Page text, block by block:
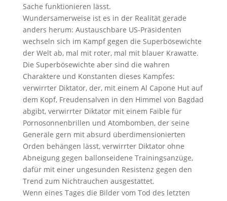
Sache funktionieren lässt.
Wundersamerweise ist es in der Realität gerade
anders herum: Austauschbare US-Präsidenten
wechseln sich im Kampf gegen die Superbösewichte
der Welt ab, mal mit roter, mal mit blauer Krawatte.
Die Superbösewichte aber sind die wahren
Charaktere und Konstanten dieses Kampfes:
verwirrter Diktator, der, mit einem Al Capone Hut auf
dem Kopf, Freudensalven in den Himmel von Bagdad
abgibt, verwirrter Diktator mit einem Faible für
Pornosonnenbrillen und Atombomben, der seine
Generäle gern mit absurd überdimensionierten
Orden behängen lässt, verwirrter Diktator ohne
Abneigung gegen ballonseidene Trainingsanzüge,
dafür mit einer ungesunden Resistenz gegen den
Trend zum Nichtrauchen ausgestattet.
Wenn eines Tages die Bilder vom Tod des letzten